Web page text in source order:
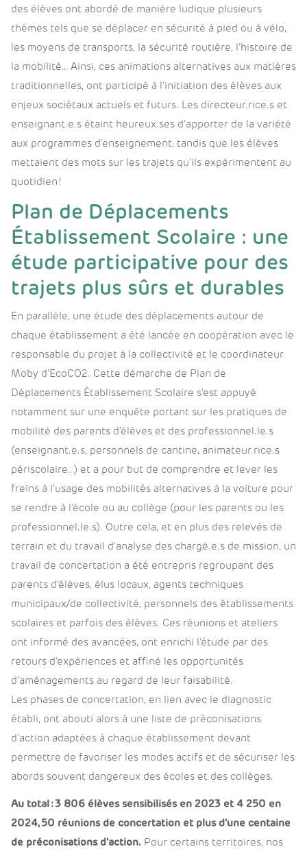
des élèves ont abordé de manière ludique plusieurs
thèmes tels que se déplacer en sécurité à pied ou à vélo,
les moyens de transports, la sécurité routière, l’histoire de
la mobilité… Ainsi, ces animations alternatives aux matières
traditionnelles, ont participé à l’initiation des élèves aux
enjeux sociétaux actuels et futurs. Les directeur.rice.s et
enseignant.e.s étaint heureux.ses d’apporter de la variété
aux programmes d’enseignement, tandis que les élèves
mettaient des mots sur les trajets qu’ils expérimentent au
quotidien !
Plan de Déplacements
Établissement Scolaire : une
étude participative pour des
trajets plus sûrs et durables
En parallèle, une étude des déplacements autour de
chaque établissement a été lancée en coopération avec le
responsable du projet à la collectivité et le coordinateur
Moby d’EcoCO2. Cette démarche de Plan de
Déplacements Établissement Scolaire s’est appuyé
notamment sur une enquête portant sur les pratiques de
mobilité des parents d’élèves et des professionnel.le.s
(enseignant.e.s, personnels de cantine, animateur.rice.s
périscolaire…) et a pour but de comprendre et lever les
freins à l’usage des mobilités alternatives à la voiture pour
se rendre à l’école ou au collège (pour les parents ou les
professionnel.le.s). Outre cela, et en plus des relevés de
terrain et du travail d’analyse des chargé.e.s de mission, un
travail de concertation a été entrepris regroupant des
parents d’élèves, élus locaux, agents techniques
municipaux/de collectivité, personnels des établissements
scolaires et parfois des élèves. Ces réunions et ateliers
ont informé des avancées, ont enrichi l’étude par des
retours d’expériences et affiné les opportunités
d’aménagements au regard de leur faisabilité.
Les phases de concertation, en lien avec le diagnostic
établi, ont abouti alors à une liste de préconisations
d’action adaptées à chaque établissement devant
permettre de favoriser les modes actifs et de sécuriser les
abords souvent dangereux des écoles et des collèges.
Au total : 3 806 élèves sensibilisés en 2023 et 4 250 en
2024, 50 réunions de concertation et plus d’une centaine
de préconisations d’action. Pour certains territoires, nos